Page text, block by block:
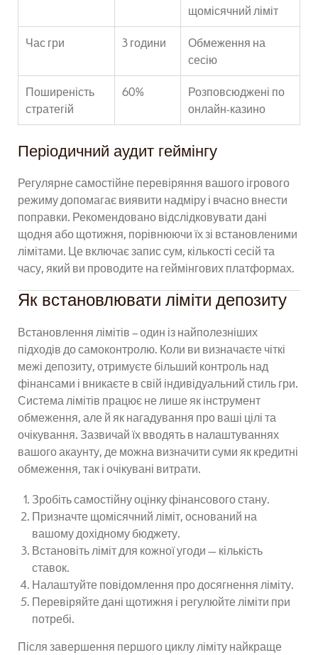
щомісячний ліміт
Час гри 3 години
Обмеження на
сесію
Поширеність
стратегій
60%
Розповсюджені по
онлайн-казино
Періодичний аудит геймінгу
Регулярне самостійне перевіряння вашого ігрового
режиму допомагає виявити надміру і вчасно внести
поправки. Рекомендовано відслідковувати дані
щодня або щотижня, порівнюючи їх зі встановленими
лімітами. Це включає запис сум, кількості сесій та
часу, який ви проводите на геймінгових платформах.
Як встановлювати ліміти депозиту
Встановлення лімітів – один із найполезніших
підходів до самоконтролю. Коли ви визначаєте чіткі
межі депозиту, отримуєте більший контроль над
фінансами і вникаєте в свій індивідуальний стиль гри.
Система лімітів працює не лише як інструмент
обмеження, але й як нагадування про ваші цілі та
очікування. Зазвичай їх вводять в налаштуваннях
вашого акаунту, де можна визначити суми як кредитні
обмеження, так і очікувані витрати.
Зробіть самостійну оцінку фінансового стану.
Призначте щомісячний ліміт, оснований на
вашому дохідному бюджету.
Встановіть ліміт для кожної угоди — кількість
ставок.
Налаштуйте повідомлення про досягнення ліміту.
Перевіряйте дані щотижня і регулюйте ліміти при
потребі.
Після завершення першого циклу ліміту найкраще